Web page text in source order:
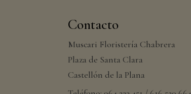
Contacto
Muscari Floristería Chabrera
Plaza de Santa Clara
Castellón de la Plana